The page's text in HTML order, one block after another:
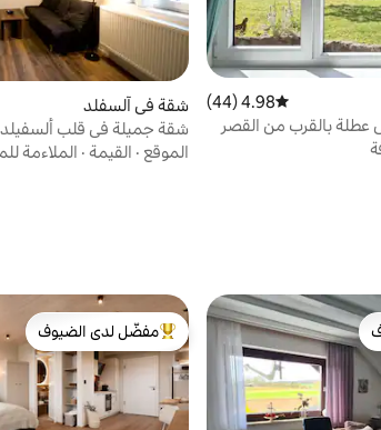
متوسط التقييم 4.98 من 5، 44 مراجعات
4.98 (44)
بالقرب من القصر
شقة في آلسفلد
شقة جميلة في قلب ألسفيلد
الموقع · القيمة · الملاءمة
لدى الضيوف من أبرز البيوت المفضّلة
مفضّل لدى الضيوف